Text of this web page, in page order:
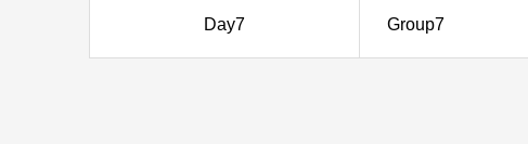
Day7 Group7